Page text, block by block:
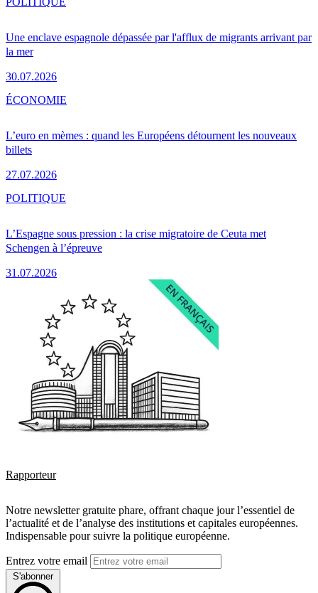
Une enclave espagnole dépassée par l'afflux de migrants arrivant par
la mer
30.07.2026
L’euro en mèmes : quand les Européens détournent les nouveaux
billets
27.07.2026
ÉCONOMIE
L’Espagne sous pression : la crise migratoire de Ceuta met
Schengen à l’épreuve
31.07.2026
POLITIQUE
Rapporteur
Notre newsletter gratuite phare, offrant chaque jour l’essentiel de
l’actualité et de l’analyse des institutions et capitales européennes.
Indispensable pour suivre la politique européenne.
Entrez votre email
S'abonner